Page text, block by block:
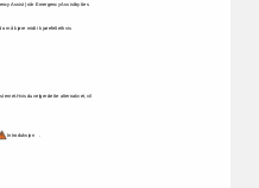
Hvis du velger dette alternativet, vil
om å kjøre midt i kjørefeltet hvis
Introduksjon
Assist) når Emergency Assist byttes